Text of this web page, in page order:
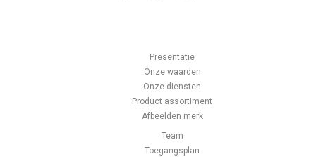
Presentatie
Onze waarden
Onze diensten
Product assortiment
Afbeelden merk
Team
Toegangsplan